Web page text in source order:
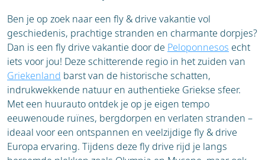
Geysir gebied
Zuidkust: Zwarte stranden bij Vík, Skógafoss
en Seljalandsfoss watervallen
Jökulsárlón: IJsschotsenmeer en Diamond
Beach
Snæfellsnes: Schitterende natuur, van fjorden
tot vulkanen
Westfjorden: Ruige natuur en afgelegen
dorpjes
Akureyri: Charmante noordelijke stad aan een
machtige Gullfoss waterval.
Dag 3: Zuidkust – Vík
Rijd langs de spectaculaire zuidkust richting het
dorpje Vík.
Highlight: Zwarte stranden, Seljalandsfoss en
Skógafoss watervallen.
Ben je op zoek naar een fly & drive vakantie vol
geschiedenis, prachtige stranden en charmante dorpjes?
Dan is een fly drive vakantie door de Peloponnesos echt
iets voor jou! Deze schitterende regio in het zuiden van
Griekenland barst van de historische schatten,
indrukwekkende natuur en authentieke Griekse sfeer.
Met een huurauto ontdek je op je eigen tempo
eeuwenoude ruïnes, bergdorpen en verlaten stranden –
ideaal voor een ontspannen en veelzijdige fly & drive
Europa ervaring. Tijdens deze fly drive rijd je langs